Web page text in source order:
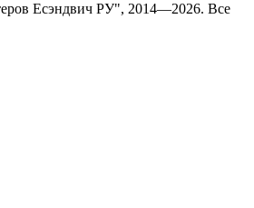
Есэндвич РУ", 2014—2026. Все